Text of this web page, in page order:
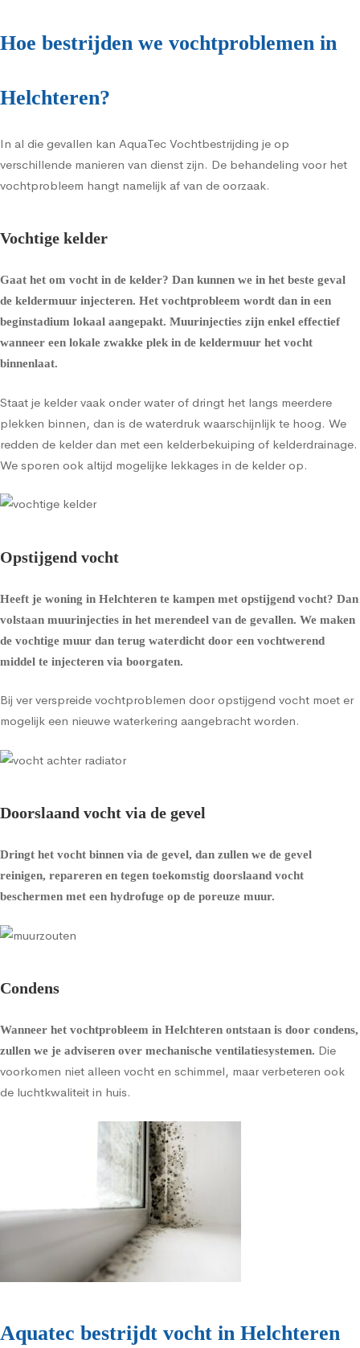
Hoe bestrijden we vochtproblemen in
Helchteren?
In al die gevallen kan AquaTec Vochtbestrijding je op
verschillende manieren van dienst zijn. De behandeling voor het
vochtprobleem hangt namelijk af van de oorzaak.
Vochtige kelder
Gaat het om vocht in de kelder? Dan kunnen we in het beste geval
de keldermuur injecteren. Het vochtprobleem wordt dan in een
beginstadium lokaal aangepakt. Muurinjecties zijn enkel effectief
wanneer een lokale zwakke plek in de keldermuur het vocht
binnenlaat.
Staat je kelder vaak onder water of dringt het langs meerdere
plekken binnen, dan is de waterdruk waarschijnlijk te hoog. We
redden de kelder dan met een kelderbekuiping of kelderdrainage.
We sporen ook altijd mogelijke lekkages in de kelder op.
Opstijgend vocht
Heeft je woning in Helchteren te kampen met opstijgend vocht? Dan
volstaan muurinjecties in het merendeel van de gevallen. We maken
de vochtige muur dan terug waterdicht door een vochtwerend
middel te injecteren via boorgaten.
Bij ver verspreide vochtproblemen door opstijgend vocht moet er
mogelijk een nieuwe waterkering aangebracht worden.
Doorslaand vocht via de gevel
Dringt het vocht binnen via de gevel, dan zullen we de gevel
reinigen, repareren en tegen toekomstig doorslaand vocht
beschermen met een hydrofuge op de poreuze muur.
Condens
Wanneer het vochtprobleem in Helchteren ontstaan is door condens,
zullen we je adviseren over mechanische ventilatiesystemen. Die
voorkomen niet alleen vocht en schimmel, maar verbeteren ook
de luchtkwaliteit in huis.
Aquatec bestrijdt vocht in Helchteren